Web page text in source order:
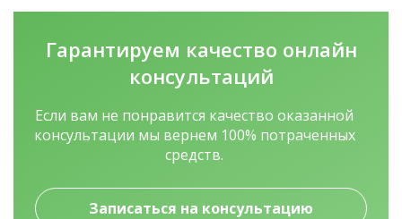
Гарантируем качество онлайн
консультаций
Если вам не понравится качество оказанной
консультации мы вернем 100% потраченных
средств.
Записаться на консультацию